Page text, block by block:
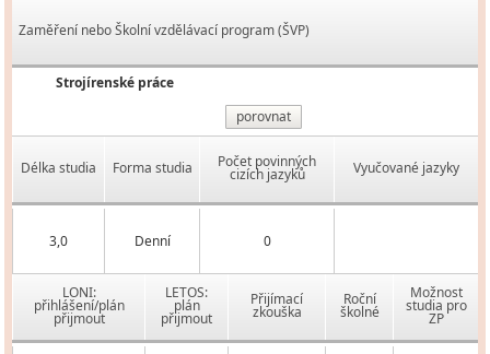
Zaměření nebo Školní vzdělávací program (ŠVP)
Strojírenské práce
porovnat
Délka studia Forma studia Počet povinných
cizích jazyků Vyučované jazyky
3,0 Denní 0
LONI:
přihlášení/plán
přijmout
LETOS:
plán
přijmout
Přijímací
zkouška
Roční
školné
Možnost
studia pro
ZP